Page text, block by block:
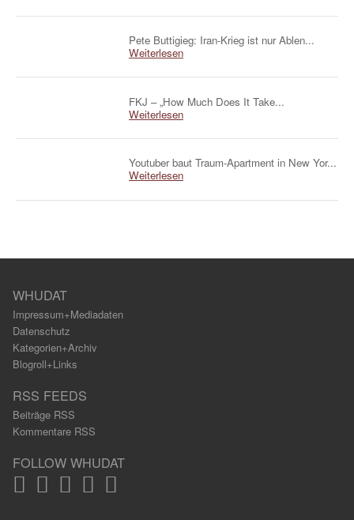
Pete Buttigieg: Iran-Krieg ist nur Ablen...
Weiterlesen
FKJ – „How Much Does It Take...
Weiterlesen
Youtuber baut Traum-Apartment in New Yor...
Weiterlesen
WHUDAT
Impressum+Mediadaten
Datenschutz
Kategorien+Archiv
Blogroll+Links
RSS FEEDS
Beiträge RSS
Kommentare RSS
FOLLOW WHUDAT